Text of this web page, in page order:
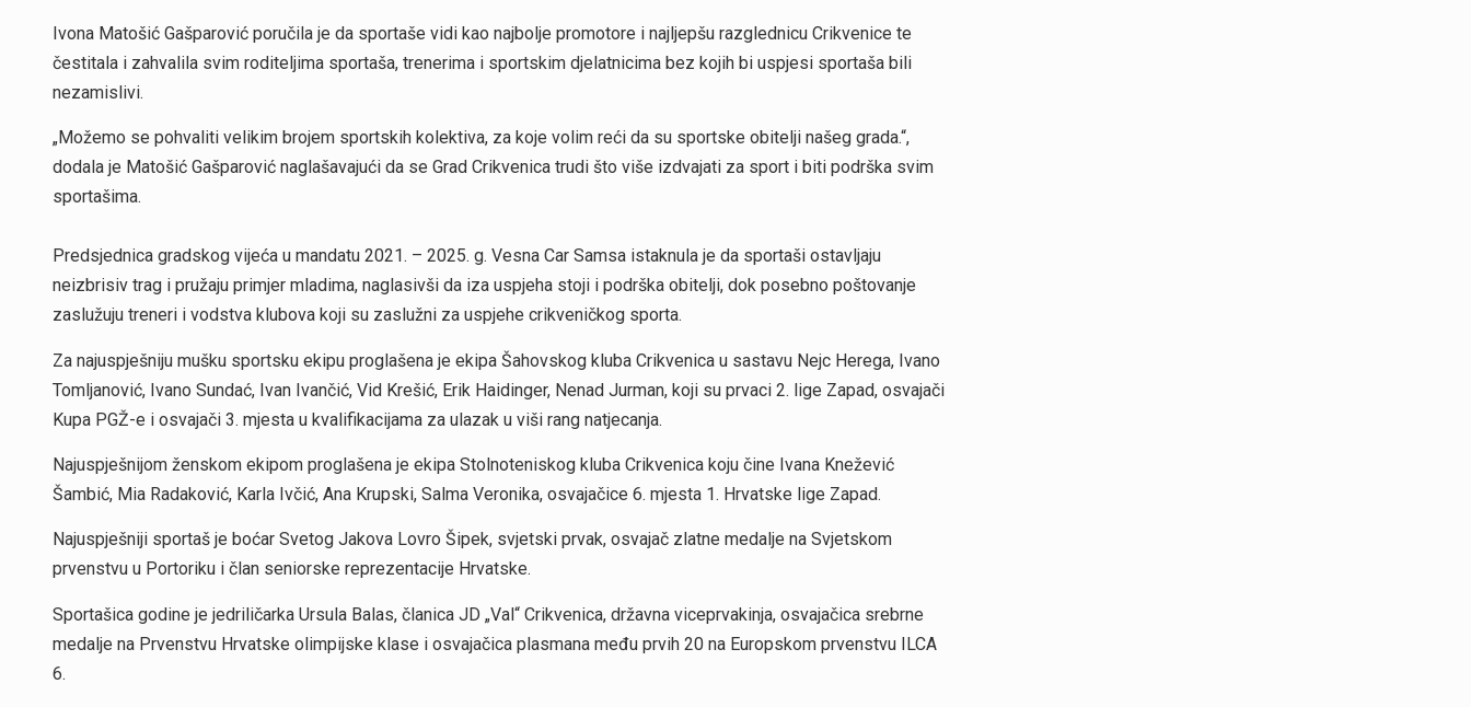
Ivona Matošić Gašparović poručila je da sportaše vidi kao najbolje promotore i najljepšu razglednicu Crikvenice te
čestitala i zahvalila svim roditeljima sportaša, trenerima i sportskim djelatnicima bez kojih bi uspjesi sportaša bili
nezamislivi.
„Možemo se pohvaliti velikim brojem sportskih kolektiva, za koje volim reći da su sportske obitelji našeg grada.“,
dodala je Matošić Gašparović naglašavajući da se Grad Crikvenica trudi što više izdvajati za sport i biti podrška svim
sportašima.
Predsjednica gradskog vijeća u mandatu 2021. – 2025. g. Vesna Car Samsa istaknula je da sportaši ostavljaju
neizbrisiv trag i pružaju primjer mladima, naglasivši da iza uspjeha stoji i podrška obitelji, dok posebno poštovanje
zaslužuju treneri i vodstva klubova koji su zaslužni za uspjehe crikveničkog sporta.
Za najuspješniju mušku sportsku ekipu proglašena je ekipa Šahovskog kluba Crikvenica u sastavu Nejc Herega, Ivano
Tomljanović, Ivano Sundać, Ivan Ivančić, Vid Krešić, Erik Haidinger, Nenad Jurman, koji su prvaci 2. lige Zapad, osvajači
Kupa PGŽ-e i osvajači 3. mjesta u kvalifikacijama za ulazak u viši rang natjecanja.
Najuspješnijom ženskom ekipom proglašena je ekipa Stolnoteniskog kluba Crikvenica koju čine Ivana Knežević
Šambić, Mia Radaković, Karla Ivčić, Ana Krupski, Salma Veronika, osvajačice 6. mjesta 1. Hrvatske lige Zapad.
Najuspješniji sportaš je boćar Svetog Jakova Lovro Šipek, svjetski prvak, osvajač zlatne medalje na Svjetskom
prvenstvu u Portoriku i član seniorske reprezentacije Hrvatske.
Sportašica godine je jedriličarka Ursula Balas, članica JD „Val“ Crikvenica, državna viceprvakinja, osvajačica srebrne
medalje na Prvenstvu Hrvatske olimpijske klase i osvajačica plasmana među prvih 20 na Europskom prvenstvu ILCA
6.